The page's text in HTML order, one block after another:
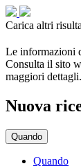
Carica altri
Le informazioni
Consulta il sito
maggiori dettagli.
Nuova
Quando
Quando